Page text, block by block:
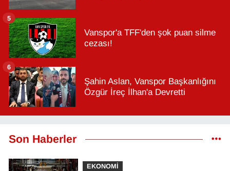
Vanspor'a TFF'den şok puan silme
cezası!
5
Şahin Aslan, Vanspor Başkanlığını
Özgür İreç İlhan'a Devretti
6
Son Haberler
EKONOMİ